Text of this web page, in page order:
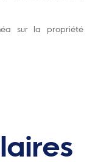
sur la propriété